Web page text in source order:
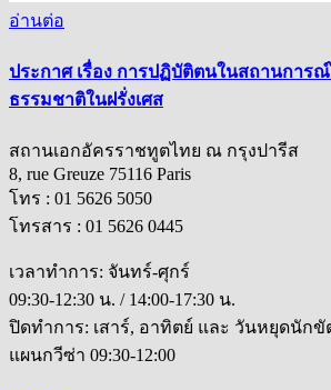
อ่านต่อ
ประกาศ เรื่อง การปฏิบัติตนในสถานการ
ธรรมชาติในฝรั่งเศส
สถานเอกอัครราชทูตไทย ณ กรุงปารีส
8, rue Greuze 75116 Paris
โทร : 01 5626 5050
โทรสาร : 01 5626 0445
เวลาทำการ: จันทร์-ศุกร์
09:30-12:30 น. / 14:00-17:30 น.
ปิดทำการ: เสาร์, อาทิตย์ และ วันหยุดนัก
แผนกวีซ่า 09:30-12:00